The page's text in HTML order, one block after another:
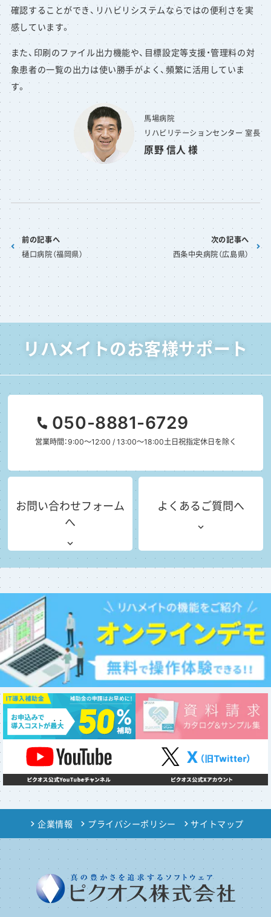
確認することができ、リハビリシステムならではの便利さを実
感しています。
また、印刷のファイル出力機能や、目標設定等支援・管理料の対
象患者の一覧の出力は使い勝手がよく、頻繁に活用していま
す。
馬場病院
リハビリテーションセンター 室長
原野 信人 様
前の記事へ
樋口病院（福岡県）
次の記事へ
西条中央病院（広島県）
リハメイトのお客様サポート
050-8881-6729
営業時間：9:00～12:00 / 13:00～18:00土日祝指定休日を除く
お問い合わせフォーム
へ
よくあるご質問へ
企業情報 プライバシーポリシー サイトマップ